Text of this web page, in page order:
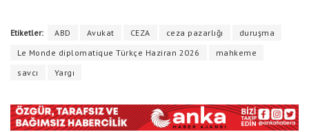
Etiketler: ABD Avukat CEZA ceza pazarlığı
duruşma
Le Monde diplomatique Türkçe Haziran 2026
mahkeme
savcı
Yargı